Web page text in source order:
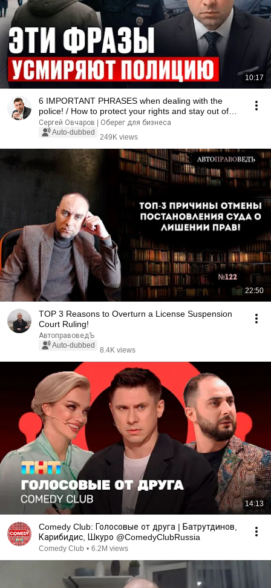
10:17
6 IMPORTANT PHRASES when dealing with the
police! / How to protect your rights and stay out of
jail?
Сергей Овчаров | Оберег для бизнеса
Auto-dubbed
249K views
22:50
TOP 3 Reasons to Overturn a License Suspension
Court Ruling!
АвтоправоведЪ
Auto-dubbed
8.4K views
14:13
Comedy Club: Голосовые от друга | Батрутдинов,
Карибидис, Шкуро @ComedyClubRussia
Comedy Club • 6.2M views